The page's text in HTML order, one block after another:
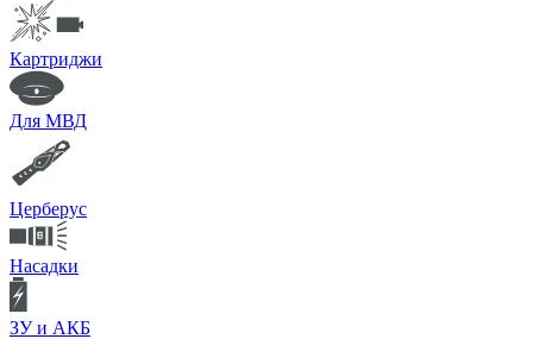
Картриджи
Для МВД
Церберус
Насадки
ЗУ и АКБ